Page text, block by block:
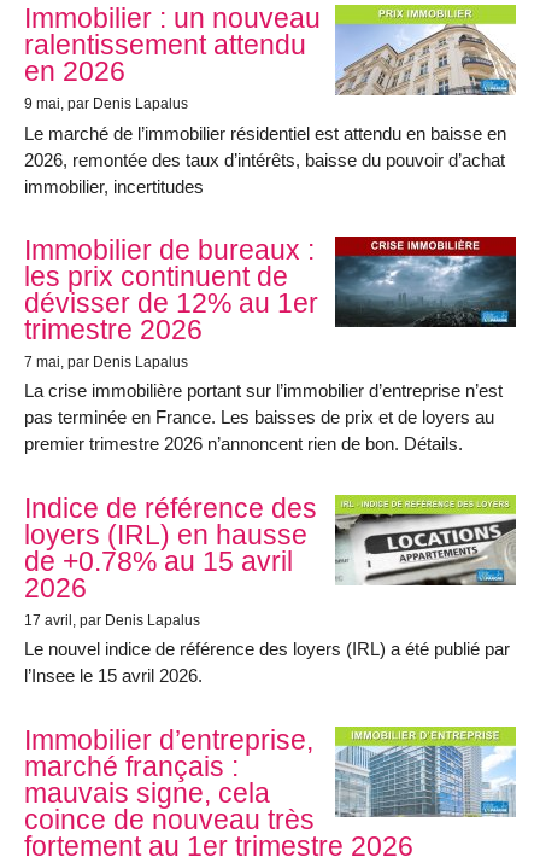
Immobilier : un nouveau
ralentissement attendu
en 2026
9 mai, par Denis Lapalus
Le marché de l’immobilier résidentiel est attendu en baisse en
2026, remontée des taux d’intérêts, baisse du pouvoir d’achat
immobilier, incertitudes
Immobilier de bureaux :
les prix continuent de
dévisser de 12% au 1er
trimestre 2026
7 mai, par Denis Lapalus
La crise immobilière portant sur l’immobilier d’entreprise n’est
pas terminée en France. Les baisses de prix et de loyers au
premier trimestre 2026 n’annoncent rien de bon. Détails.
Indice de référence des
loyers (IRL) en hausse
de +0.78% au 15 avril
2026
17 avril , par Denis Lapalus
Le nouvel indice de référence des loyers (IRL) a été publié par
l’Insee le 15 avril 2026.
Immobilier d’entreprise,
marché français :
mauvais signe, cela
coince de nouveau très
fortement au 1er trimestre 2026